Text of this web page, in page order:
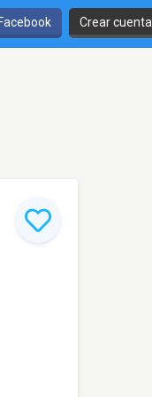
Crear cuenta